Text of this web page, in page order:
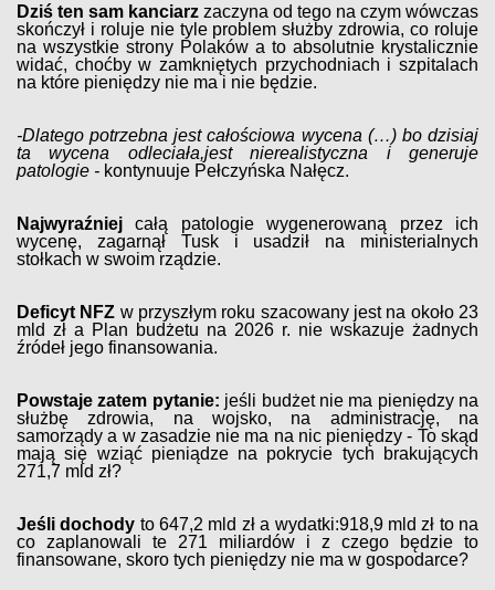
Dziś ten sam kanciarz zaczyna od tego na czym wówczas
skończył i roluje nie tyle problem służby zdrowia, co roluje
na wszystkie strony Polaków a to absolutnie krystalicznie
widać, choćby w zamkniętych przychodniach i szpitalach
na które pieniędzy nie ma i nie będzie.
-Dlatego potrzebna jest całościowa wycena (…) bo dzisiaj
ta wycena odleciała,jest nierealistyczna i generuje
patologie - kontynuuje Pełczyńska Nałęcz.
Najwyraźniejcałą patologie wygenerowaną przez ich
wycenę, zagarnął Tusk i usadził na ministerialnych
stołkach w swoim rządzie.
Deficyt NFZ w przyszłym roku szacowany jest na około 23
mld zł a Plan budżetu na 2026 r. nie wskazuje żadnych
źródeł jego finansowania.
Powstaje zatem pytanie: jeśli budżet nie ma pieniędzy na
służbę zdrowia, na wojsko, na administrację, na
samorządy a w zasadzie nie ma na nic pieniędzy - To skąd
mają się wziąć pieniądze na pokrycie tych brakujących
271,7 mld zł?
Jeśli dochody to 647,2 mld zł a wydatki:918,9 mld zł to na
co zaplanowali te 271 miliardów i z czego będzie to
finansowane, skoro tych pieniędzy nie ma w gospodarce?